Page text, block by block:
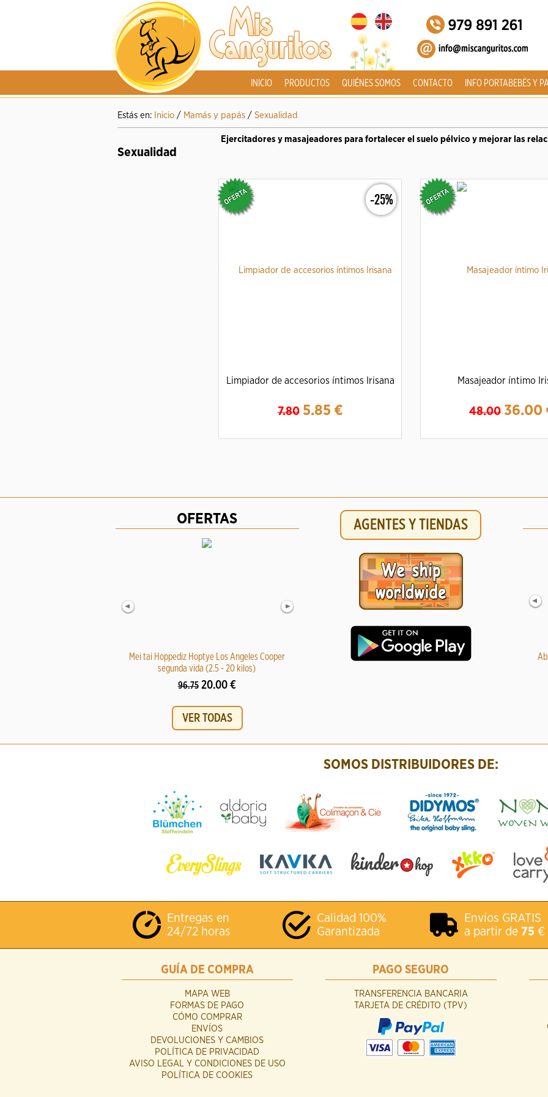
INICIO PRODUCTOS QUIÉNES SOMOS CONTACTO INFO PORTABEBÉS Y
Estás en: Inicio / Mamás y papás / Sexualidad
Ejercitadores y masajeadores para fortalecer el suelo pélvico y mejorar las
Sexualidad
-25%
Limpiador de accesorios íntimos Irisana
7.80 5.85 €
Masajeador íntimo
48.00 36.00
OFERTAS
Mei tai Hoppediz Hoptye Los Angeles Cooper
segunda vida (2.5 - 20 kilos)
96.7520.00 €
Muselina 100% bambú Lennylamb white 120*120
Pack de 6
VER TODAS
AGENTES Y TIENDAS
SOMOS DISTRIBUIDORES DE:
Entregas en
24/72 horas
Calidad 100%
Garantizada
Envíos GRATIS
a partir de 75 €
GUÍA DE COMPRA
MAPA WEB
FORMAS DE PAGO
CÓMO COMPRAR
ENVÍOS
DEVOLUCIONES Y CAMBIOS
POLÍTICA DE PRIVACIDAD
AVISO LEGAL Y CONDICIONES DE USO
POLÍTICA DE COOKIES
PAGO SEGURO
TRANSFERENCIA BANCARIA
TARJETA DE CRÉDITO (TPV)